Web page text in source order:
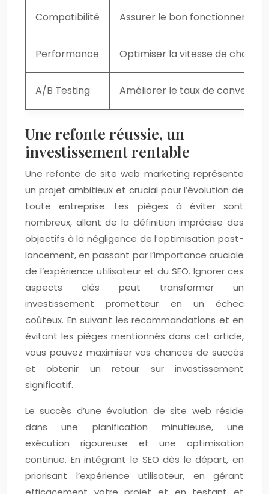
Compatibilité Assurer le bon
Performance Optimiser la vitesse de
A/B Testing Améliorer le taux de
Une refonte réussie, un
investissement rentable
Une refonte de site web marketing représente
un projet ambitieux et crucial pour l’évolution de
toute entreprise. Les pièges à éviter sont
nombreux, allant de la définition imprécise des
objectifs à la négligence de l’optimisation post-
lancement, en passant par l’importance cruciale
de l’expérience utilisateur et du SEO. Ignorer ces
aspects clés peut transformer un
investissement prometteur en un échec
coûteux. En suivant les recommandations et en
évitant les pièges mentionnés dans cet article,
vous pouvez maximiser vos chances de succès
et obtenir un retour sur investissement
significatif.
Le succès d’une évolution de site web réside
dans une planification minutieuse, une
exécution rigoureuse et une optimisation
continue. En intégrant le SEO dès le départ, en
priorisant l’expérience utilisateur, en gérant